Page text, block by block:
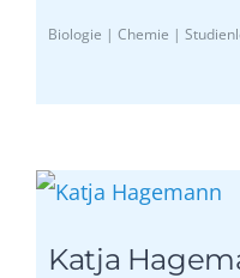
Biologie | Chemie |
Katja